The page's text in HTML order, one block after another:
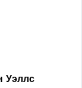
Уэллс